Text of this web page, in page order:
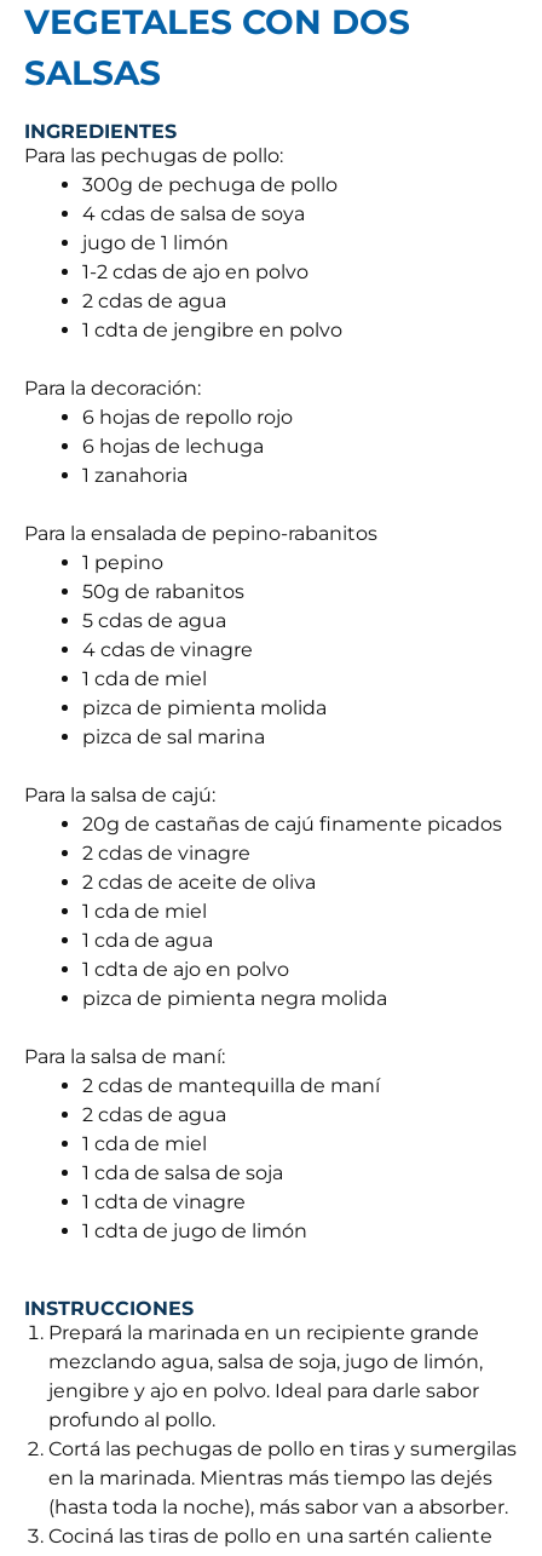
VEGETALES CON DOS
SALSAS
INGREDIENTES
Para las pechugas de pollo:
300g de pechuga de pollo
4 cdas de salsa de soya
jugo de 1 limón
1-2 cdas de ajo en polvo
2 cdas de agua
1 cdta de jengibre en polvo
Para la decoración:
6 hojas de repollo rojo
6 hojas de lechuga
1 zanahoria
Para la ensalada de pepino-rabanitos
1 pepino
50g de rabanitos
5 cdas de agua
4 cdas de vinagre
1 cda de miel
pizca de pimienta molida
pizca de sal marina
Para la salsa de cajú:
20g de castañas de cajú finamente picados
2 cdas de vinagre
2 cdas de aceite de oliva
1 cda de miel
1 cda de agua
1 cdta de ajo en polvo
pizca de pimienta negra molida
Para la salsa de maní:
2 cdas de mantequilla de maní
2 cdas de agua
1 cda de miel
1 cda de salsa de soja
1 cdta de vinagre
1 cdta de jugo de limón
INSTRUCCIONES
Prepará la marinada en un recipiente grande
mezclando agua, salsa de soja, jugo de limón,
jengibre y ajo en polvo. Ideal para darle sabor
profundo al pollo.
Cortá las pechugas de pollo en tiras y sumergilas
en la marinada. Mientras más tiempo las dejés
(hasta toda la noche), más sabor van a absorber.
Cociná las tiras de pollo en una sartén caliente